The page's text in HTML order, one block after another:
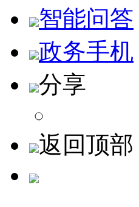
智能问答
政务手机
分享
返回顶部